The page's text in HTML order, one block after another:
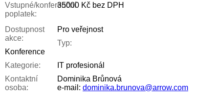
Vstupné/konferenční
poplatek:
35000 Kč bez DPH
Dostupnost
akce:
Pro veřejnost
Typ:
Konference
Kategorie:
IT profesionál
Kontaktní
osoba:
Dominika Brůnová
e-mail: dominika.brunova@arrow.com